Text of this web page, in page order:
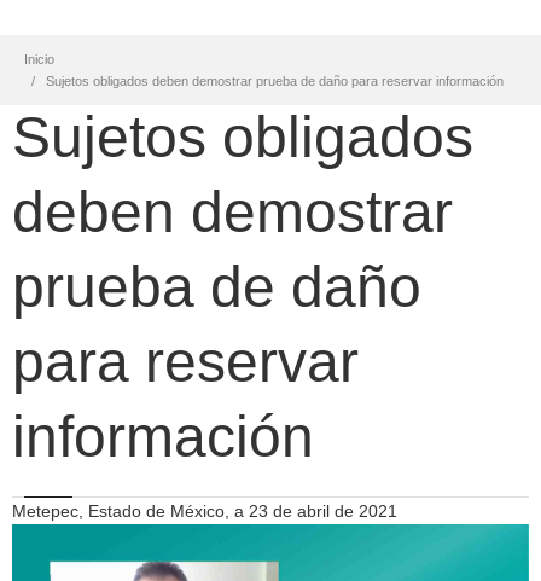
Inicio
Sujetos obligados deben demostrar prueba de daño para reservar información
Sujetos obligados
deben demostrar
prueba de daño
para reservar
información
Metepec, Estado de México, a 23 de abril de 2021